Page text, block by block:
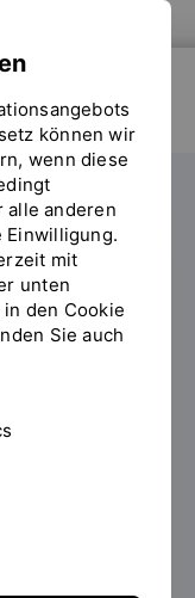
können wir
wenn diese
alle anderen
Einwilligung.
mit
unten
den Cookie
Sie auch